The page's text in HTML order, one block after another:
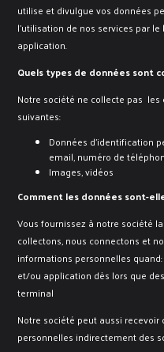
utilise et divulgue vos données
l’utilisation de nos services par
application.
Quels types de données sont
Notre société ne collecte pas
suivantes:
Données d’identification
email, numéro de
Images, vidéos
Comment les données sont-
Vous fournissez à notre société
collectons, nous connectons et
informations personnelles
et/ou application dès lors que
terminal
Notre société peut aussi
personnelles indirectement des